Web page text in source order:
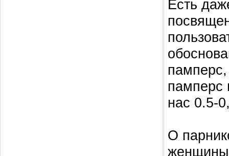
Есть
памперс
нас 0.5-
О
женщины